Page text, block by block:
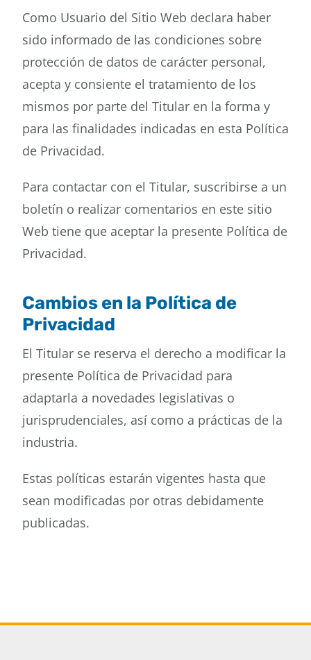
Como Usuario del Sitio Web declara haber
sido informado de las condiciones sobre
protección de datos de carácter personal,
acepta y consiente el tratamiento de los
mismos por parte del Titular en la forma y
para las finalidades indicadas en esta Política
de Privacidad.
Para contactar con el Titular, suscribirse a un
boletín o realizar comentarios en este sitio
Web tiene que aceptar la presente Política de
Privacidad.
Cambios en la Política de
Privacidad
El Titular se reserva el derecho a modificar la
presente Política de Privacidad para
adaptarla a novedades legislativas o
jurisprudenciales, así como a prácticas de la
industria.
Estas políticas estarán vigentes hasta que
sean modificadas por otras debidamente
publicadas.